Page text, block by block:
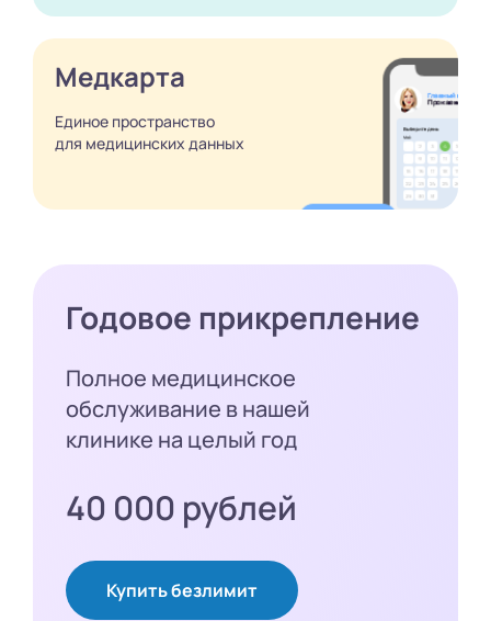
Медкарта
Единое пространство
для медицинских данных
Годовое прикрепление
Полное медицинское
обслуживание в нашей
клинике на целый год
40 000 рублей
Купить безлимит